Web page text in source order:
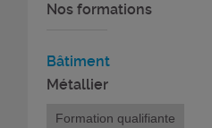
Nos formations
Bâtiment
Métallier
Formation qualifiante